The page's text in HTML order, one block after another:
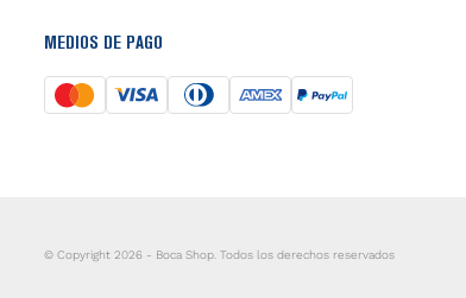
MEDIOS DE PAGO
© Copyright 2026 - Boca Shop. Todos los derechos reservados